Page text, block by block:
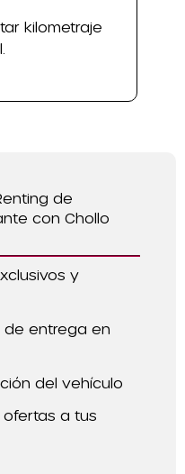
kilometraje
de
con Chollo
y
de entrega en
del vehículo
a tus